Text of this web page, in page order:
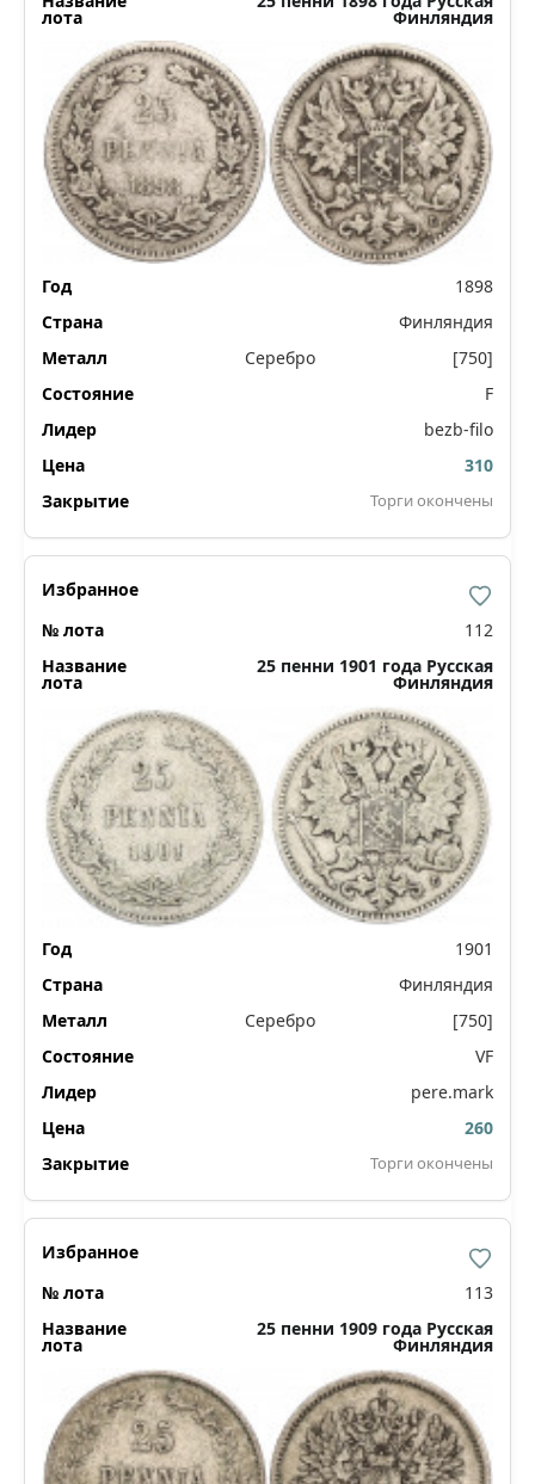
Финляндия
1898
Финляндия
Серебро
[750]
F
bezb-filo
310
Торги окончены
112
25 пенни 1901 года Русская
Финляндия
1901
Финляндия
Серебро
[750]
VF
pere.mark
260
Торги окончены
113
25 пенни 1909 года Русская
Финляндия